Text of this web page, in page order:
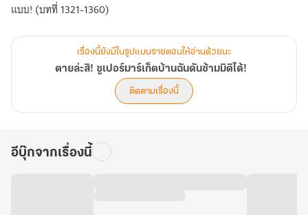
แบบ! (บทที่ 1321-1360)
เรื่องนี้ยังมีในรูปแบบรายตอนให้อ่านด้วยนะ
ตายล่ะสิ! ซูเปอร์มาร์เก็ตบ้านฉันดันข้ามมิติได้!
ติดตามเรื่องนี้
อีบุ๊กจากเรื่องนี้